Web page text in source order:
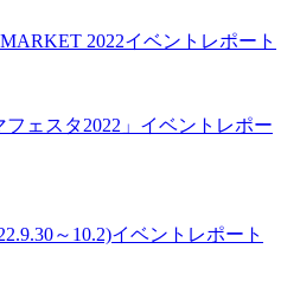
2022イベントレポート
ェスタ2022」イベントレポー
～10.2)イベントレポート